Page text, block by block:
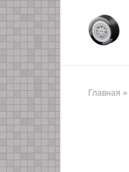
Перейти
к
контенту
Главная »